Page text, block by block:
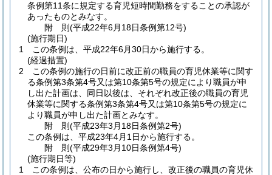
条例第11条に規定する育児短時間勤務をすることの承認が
あったものとみなす。
附 則(平成22年6月18日条例第12号)
(施行期日)
1
この条例は、平成22年6月30日から施行する。
(経過措置)
2
この条例の施行の日前に改正前の職員の育児休業等に関す
る条例第3条第4号又は第10条第5号の規定により職員が申
し出た計画は、同日以後は、それぞれ改正後の職員の育児
休業等に関する条例第3条第4号又は第10条第5号の規定に
より職員が申し出た計画とみなす。
附 則(平成23年3月18日条例第2号)
この条例は、平成23年4月1日から施行する。
附 則(平成29年3月10日条例第4号)
(施行期日等)
1
この条例は、公布の日から施行し、改正後の職員の育児休